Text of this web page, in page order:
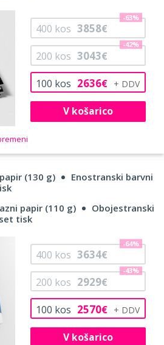
100 kos 2636€
200 kos 3043€
-42%
400 kos 3858€
-63%
V košarico
(130 g)
Enostranski barvni
papir (110 g)
Obojestranski
tisk
100 kos 2570€
200 kos 2929€
-43%
400 kos 3634€
-64%
V košarico